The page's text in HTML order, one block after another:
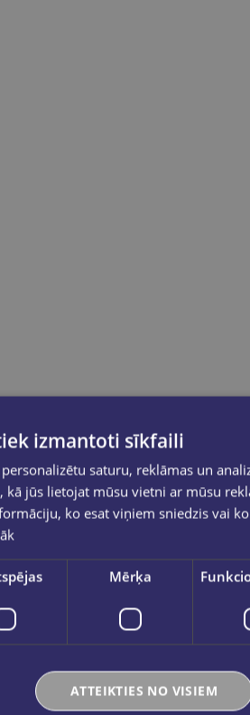
RADOVICS LĪVA
izmantoti sīkfaili
saturu, reklāmas un
jūs lietojat mūsu vietni ar mūsu
ko esat viņiem sniedzis vai
Mērķa
ATTEIKTIES NO VISIEM